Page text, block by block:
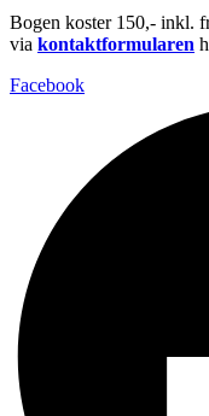
Bogen koster 150,- inkl.
via kontaktformularen
Facebook